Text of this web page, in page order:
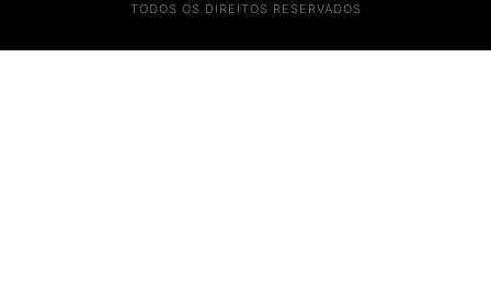
TODOS OS DIREITOS RESERVADOS